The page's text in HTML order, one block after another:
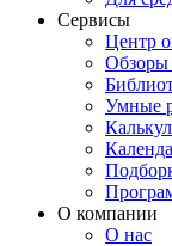
Сервисы
Центр
Обзоры
Умные
О компании
О нас